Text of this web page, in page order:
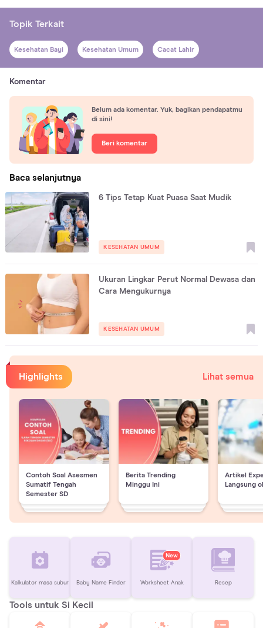
Topik Terkait
Kesehatan Bayi Kesehatan Umum Cacat Lahir
Komentar
Belum ada komentar. Yuk, bagikan pendapatmu
di sini!
Beri komentar
Baca selanjutnya
6 Tips Tetap Kuat Puasa Saat Mudik
KESEHATAN UMUM
Ukuran Lingkar Perut Normal Dewasa dan
Cara Mengukurnya
KESEHATAN UMUM
Highlights Lihat semua
Contoh Soal Asesmen
Sumatif Tengah
Semester SD
Berita Trending
Minggu Ini
Artikel
Langsung
Kalkulator masa subur Baby Name Finder
New
Worksheet Anak Resep
Tools untuk Si Kecil